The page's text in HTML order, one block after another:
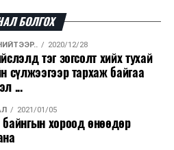
нь 13-аас...
16 цаг 13 минут
энэ оныг дуустал санхүүгийн
горимд шилжинэ
16 цаг 40 минут
гаалийн албан татварыг
сарын ...
БОЛГОХ
2020/12/28
тэг зогсолт хийх тухай
сүлжээгээр тархаж байгаа
...
2021/01/05
хороод өнөөдөр